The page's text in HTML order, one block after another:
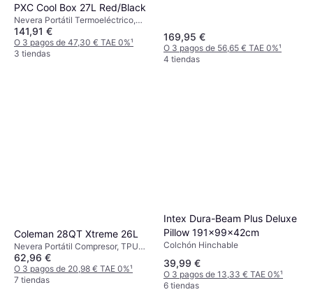
PXC Cool Box 27L Red/Black
Nevera Portátil Termoeléctrico,
12/230 V, Compartimento
congelador, Plástico
141,91 €
O 3 pagos de 47,30 € TAE 0%¹
3 tiendas
169,95 €
O 3 pagos de 56,65 € TAE 0%¹
4 tiendas
Coleman 28QT Xtreme 26L
Nevera Portátil Compresor, TPU
(Poliuretano Termoplástico)
62,96 €
O 3 pagos de 20,98 € TAE 0%¹
7 tiendas
Intex Dura-Beam Plus Deluxe
Pillow 191x99x42cm
Colchón Hinchable
39,99 €
O 3 pagos de 13,33 € TAE 0%¹
6 tiendas